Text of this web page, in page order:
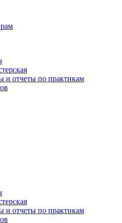
и отчеты по практикам
и отчеты по практикам